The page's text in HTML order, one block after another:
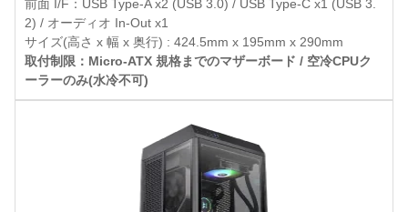
前面 I/F：USB Type-A x2 (USB 3.0) / USB Type-C x1 (USB 3.
2) / オーディオ In-Out x1
サイズ(高さ x 幅 x 奥行) : 424.5mm x 195mm x 290mm
取付制限：Micro-ATX 規格までのマザーボード / 空冷CPUク
ーラーのみ(水冷不可)